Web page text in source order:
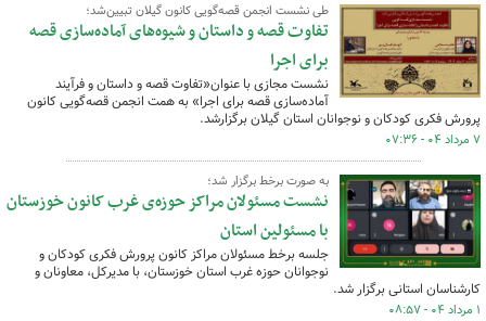
طی نشست انجمن قصه‌گویی کانون گیلان تبیین‌شد؛
تفاوت قصه و داستان و شیوه‌های آماده‌سازی قصه‌
برای اجرا
نشست مجازی با عنوان«تفاوت قصه و داستان و فرآیند
آماده‌سازی قصه برای اجرا» به همت انجمن قصه‌گویی کانون
پرورش فکری کودکان و نوجوانان استان گیلان برگزارشد.
۷ مرداد ۰۴ - ۰۷:۳۶
به صورت برخط برگزار شد؛
نشست مسئولان مراکز حوزه‌ی غرب کانون خوزستان
با مسئولین استان
جلسه برخط مسئولان مراکز کانون پرورش فکری کودکان و
نوجوانان حوزه غرب استان خوزستان، با مدیرکل، معاونان و
کارشناسان استانی برگزار شد.
۱ مرداد ۰۴ - ۰۸:۵۷